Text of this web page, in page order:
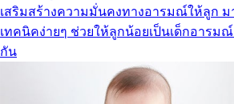
เสริมสร้างความมั่นคงทางอารมณ์ให้ลูก ม
เทคนิคง่ายๆ ช่วยให้ลูกน้อยเป็นเด็กอารม
กัน